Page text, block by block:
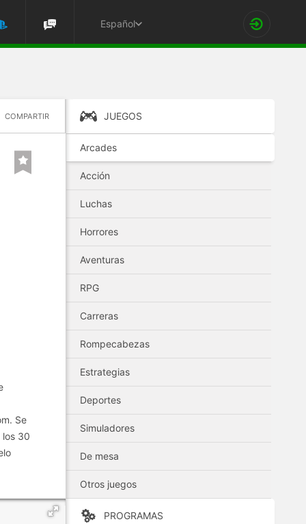
Español
COMPARTIR
Se
los 30
JUEGOS
Arcades
Acción
Luchas
Horrores
Aventuras
RPG
Carreras
Rompecabezas
Estrategias
Deportes
Simuladores
De mesa
Otros juegos
PROGRAMAS